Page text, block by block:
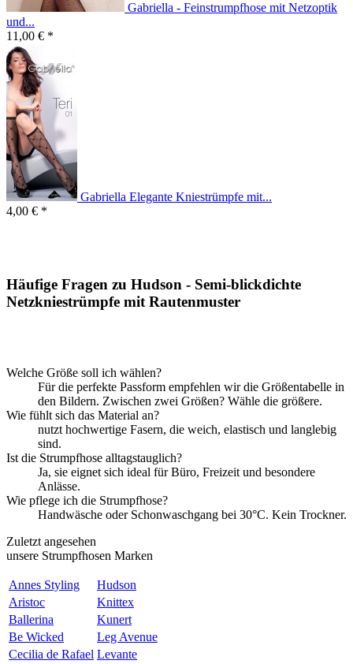
Gabriella - Feinstrumpfhose mit Netzoptik
und...
11,00 € *
Gabriella Elegante Kniestrümpfe mit...
4,00 € *
Häufige Fragen zu Hudson - Semi-blickdichte
Netzkniestrümpfe mit Rautenmuster
Welche Größe soll ich wählen?
Für die perfekte Passform empfehlen wir die Größentabelle in
den Bildern. Zwischen zwei Größen? Wähle die größere.
Wie fühlt sich das Material an?
nutzt hochwertige Fasern, die weich, elastisch und langlebig
sind.
Ist die Strumpfhose alltagstauglich?
Ja, sie eignet sich ideal für Büro, Freizeit und besondere
Anlässe.
Wie pflege ich die Strumpfhose?
Handwäsche oder Schonwaschgang bei 30°C. Kein Trockner.
Zuletzt angesehen
unsere Strumpfhosen Marken
Annes Styling
Hudson
Aristoc
Knittex
Ballerina
Kunert
Be Wicked
Leg Avenue
Cecilia de Rafael Levante